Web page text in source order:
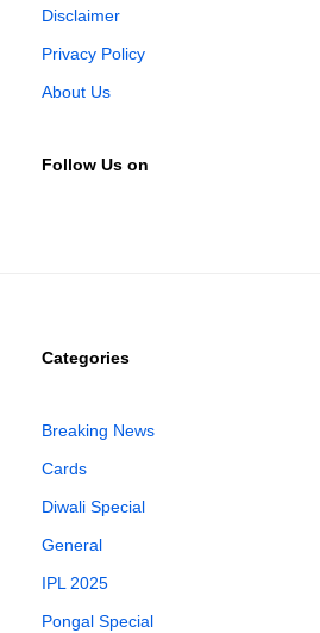
Disclaimer
Privacy Policy
About Us
Follow Us on
Categories
Breaking News
Cards
Diwali Special
General
IPL 2025
Pongal Special